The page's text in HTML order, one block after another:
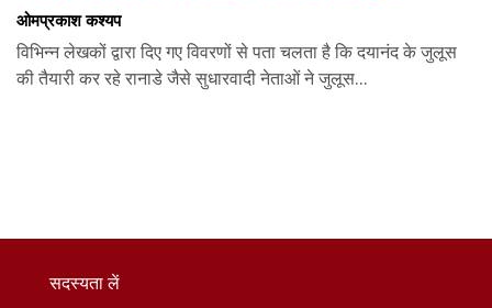
ओमप्रकाश कश्यप
विभिन्न लेखकों द्वारा दिए गए विवरणों से पता चलता है कि दयानंद के जुलूस
की तैयारी कर रहे रानाडे जैसे सुधारवादी नेताओं ने जुलूस...
सदस्यता लें